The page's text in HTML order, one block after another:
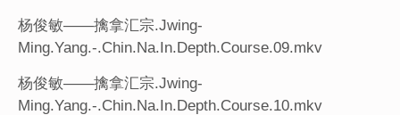
杨俊敏——擒拿汇宗.Jwing-
Ming.Yang.-.Chin.Na.In.Depth.Course.09.mkv
杨俊敏——擒拿汇宗.Jwing-
Ming.Yang.-.Chin.Na.In.Depth.Course.10.mkv